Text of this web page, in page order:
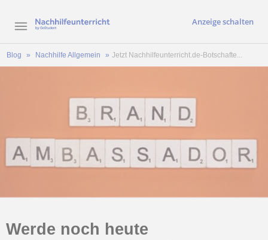
Anzeige schalten
Blog Nachhilfe Allgemein Jetzt Nachhilfeunterricht.de-Botschafte...
Werde noch heute